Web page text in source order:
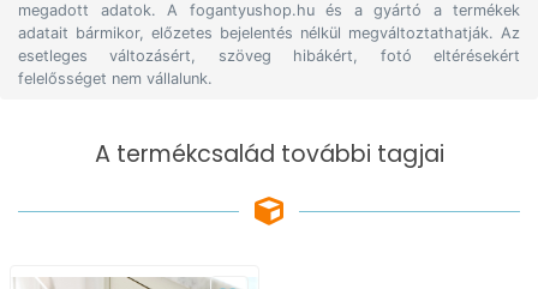
megadott adatok. A fogantyushop.hu és a gyártó a termékek
adatait bármikor, előzetes bejelentés nélkül megváltoztathatják. Az
esetleges változásért, szöveg hibákért, fotó eltérésekért
felelősséget nem vállalunk.
A termékcsalád további tagjai